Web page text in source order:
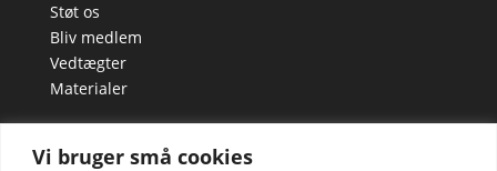
Vi bruger små cookies
Støt os
Bliv medlem
Vedtægter
Materialer